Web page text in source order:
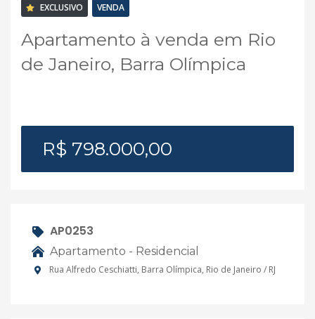
EXCLUSIVO VENDA
Apartamento à venda em Rio
de Janeiro, Barra Olímpica
R$ 798.000,00
AP0253
Apartamento - Residencial
Rua Alfredo Ceschiatti, Barra Olímpica, Rio de Janeiro / RJ